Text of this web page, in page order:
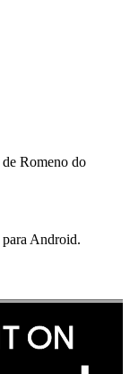
de Romeno do
para Android.